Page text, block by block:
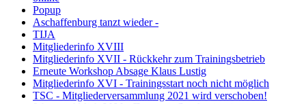
Popup
Aschaffenburg tanzt wieder -
TIJA
Mitgliederinfo XVIII
Mitgliederinfo XVII - Rückkehr zum Trainingsbetrieb
Erneute Workshop Absage Klaus Lustig
Mitgliederinfo XVI - Trainingsstart noch nicht möglich
TSC - Mitgliederversammlung 2021 wird verschoben!